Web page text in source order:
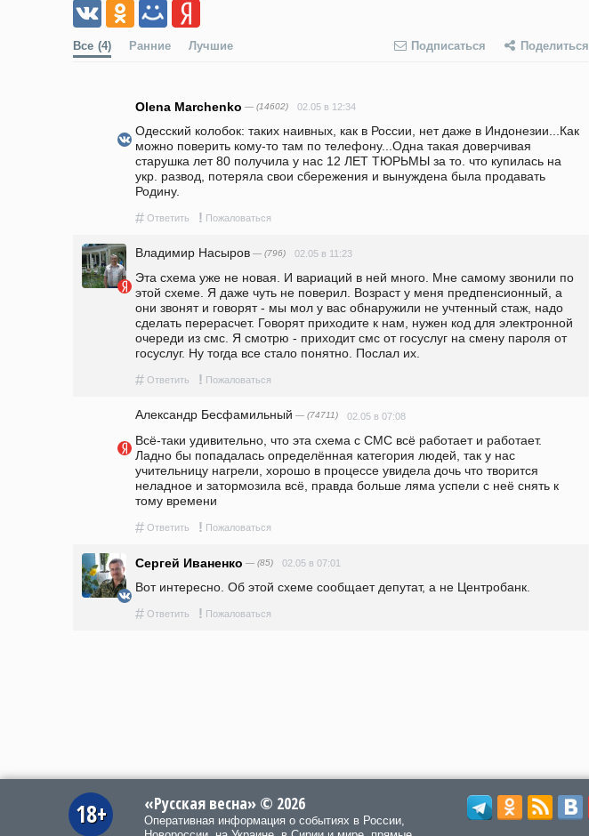
Все (4) Ранние Лучшие Подписаться Поделиться
Olena Marchenko — (14602) 02.05 в 12:34
Одесский колобок: таких наивных, как в России, нет даже в Индонезии...Как
можно поверить кому-то там по телефону...Одна такая доверчивая
старушка лет 80 получила у нас 12 ЛЕТ ТЮРЬМЫ за то. что купилась на
укр. развод, потеряла свои сбережения и вынуждена была продавать
Родину.
# Ответить ! Пожаловаться
Владимир Насыров — (796) 02.05 в 11:23
Эта схема уже не новая. И вариаций в ней много. Мне самому звонили по
этой схеме. Я даже чуть не поверил. Возраст у меня предпенсионный, а
они звонят и говорят - мы мол у вас обнаружили не учтенный стаж, надо
сделать перерасчет. Говорят приходите к нам, нужен код для электронной
очереди из смс. Я смотрю - приходит смс от госуслуг на смену пароля от
госуслуг. Ну тогда все стало понятно. Послал их.
# Ответить ! Пожаловаться
Александр Бесфамильный — (74711) 02.05 в 07:08
Всё-таки удивительно, что эта схема с СМС всё работает и работает.
Ладно бы попадалась определённая категория людей, так у нас
учительницу нагрели, хорошо в процессе увидела дочь что творится
неладное и затормозила всё, правда больше ляма успели с неё снять к
тому времени
# Ответить ! Пожаловаться
Сергей Иваненко — (85) 02.05 в 07:01
Вот интересно. Об этой схеме сообщает депутат, а не Центробанк.
# Ответить ! Пожаловаться
18+ «Русская весна» © 2026
Оперативная информация о событиях в России,